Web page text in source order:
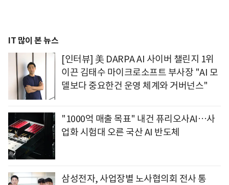
IT 많이 본 뉴스
[인터뷰] 美 DARPA AI 사이버 챌린지 1위
이끈 김태수 마이크로소프트 부사장 "AI 모
델보다 중요한건 운영 체계와 거버넌스"
"1000억 매출 목표" 내건 퓨리오사AI…사
업화 시험대 오른 국산 AI 반도체
삼성전자, 사업장별 노사협의회 전사 통